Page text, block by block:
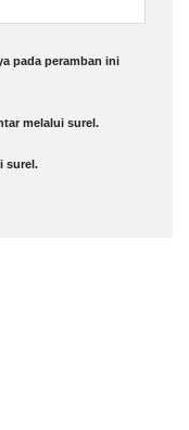
pada peramban ini
melalui surel.
surel.